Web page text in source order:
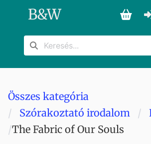
B&W
Összes kategória
Szórakoztató irodalom
The Fabric of Our Souls